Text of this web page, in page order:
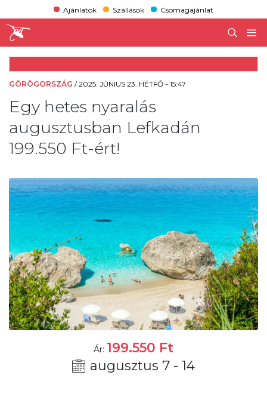
Ajánlatok Szállások Csomagajánlat
GÖRÖGORSZÁG /2025. JÚNIUS 23. HÉTFŐ - 15:47
Egy hetes nyaralás
augusztusban Lefkadán
199.550 Ft-ért!
Ár: 199.550 Ft
augusztus 7 - 14